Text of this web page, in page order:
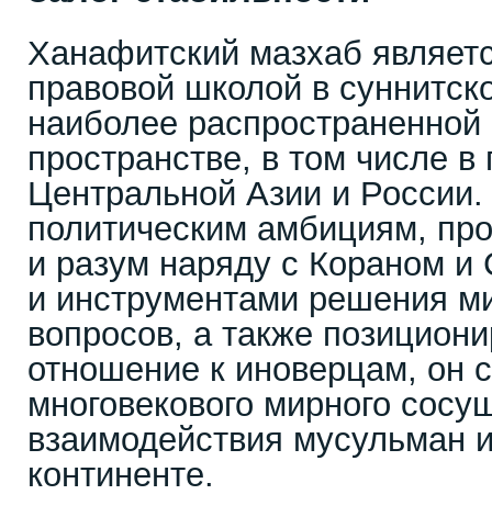
Ханафитский мазхаб
правовой школой в
наиболее
пространстве, в том числе в
Центральной Азии и
политическим амбициям,
и разум наряду с Кораном и
и инструментами решения
вопросов, а также
отношение к иноверцам, он
многовекового мирного
взаимодействия мусульман
континенте.